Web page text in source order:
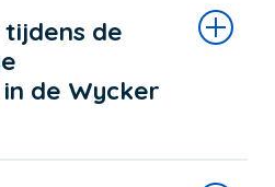
de
de Wycker